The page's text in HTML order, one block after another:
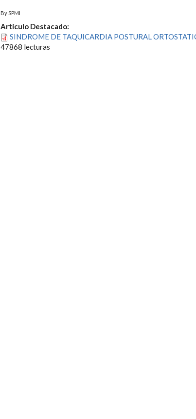
BySPMI
Artículo Destacado:
SINDROME DE TAQUICARDIA POSTURAL
47868 lecturas